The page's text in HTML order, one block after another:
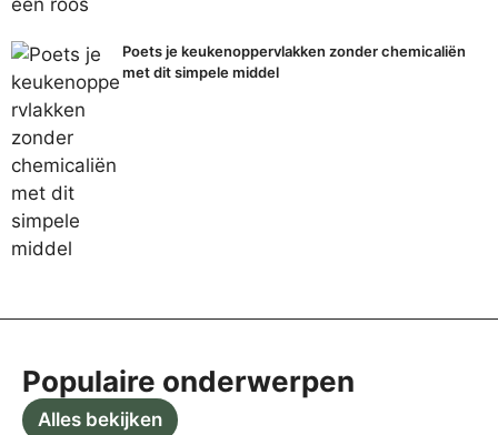
Poets je keukenoppervlakken zonder chemicaliën
met dit simpele middel
Populaire onderwerpen
Alles bekijken